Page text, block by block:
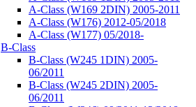
A-Class (W169 2DIN) 2005-2011
A-Class (W176) 2012-05/2018
A-Class (W177) 05/2018-
B-Class
B-Class (W245 1DIN) 2005-
06/2011
B-Class (W245 2DIN) 2005-
06/2011